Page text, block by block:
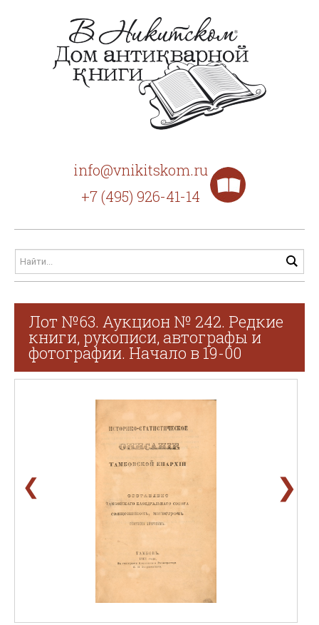
info@vnikitskom.ru
+7 (495) 926-41-14
Лот №63. Аукцион № 242. Редкие
книги, рукописи, автографы и
фотографии. Начало в 19-00
❮ ❯